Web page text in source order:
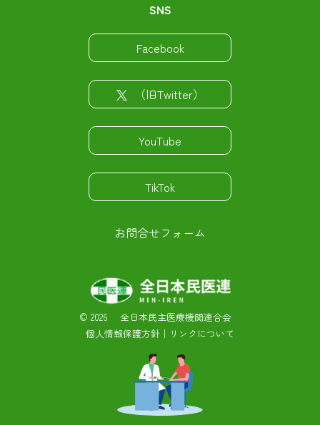
SNS
Facebook
（旧Twitter）
YouTube
TikTok
お問合せフォーム
© 2026 全日本民主医療機関連合会
個人情報保護方針 ｜ リンクについて